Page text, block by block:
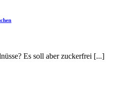
Es soll aber zuckerfrei [...]